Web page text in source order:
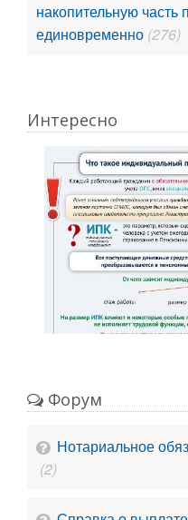
накопительную часть
единовременно (276)
Интересно
Форум
Нотариальное
(2)